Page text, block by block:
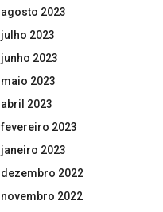
agosto 2023
julho 2023
junho 2023
maio 2023
abril 2023
fevereiro 2023
janeiro 2023
dezembro 2022
novembro 2022